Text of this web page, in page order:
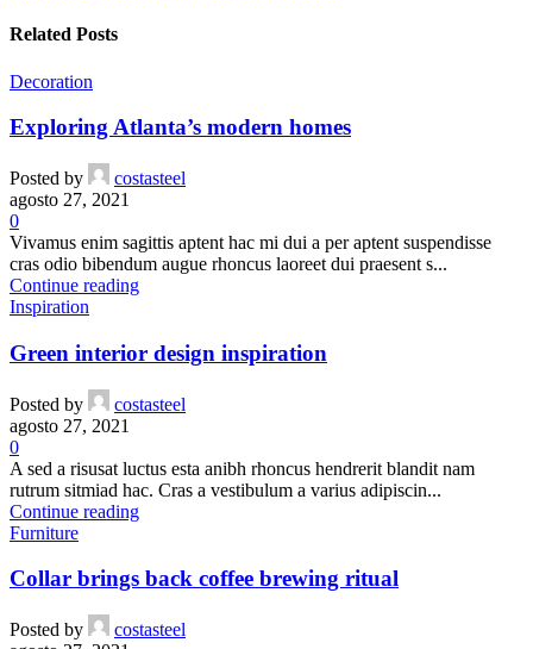
Related Posts
Decoration
Exploring Atlanta’s modern homes
Posted by
costasteel
agosto 27, 2021
0
Vivamus enim sagittis aptent hac mi dui a per aptent suspendisse
cras odio bibendum augue rhoncus laoreet dui praesent s...
Continue reading
Inspiration
Green interior design inspiration
Posted by
costasteel
agosto 27, 2021
0
A sed a risusat luctus esta anibh rhoncus hendrerit blandit nam
rutrum sitmiad hac. Cras a vestibulum a varius adipiscin...
Continue reading
Furniture
Collar brings back coffee brewing ritual
Posted by
costasteel